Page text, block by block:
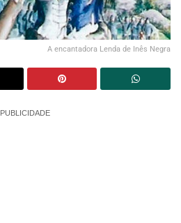
A encantadora Lenda de Inês Negra
PUBLICIDADE